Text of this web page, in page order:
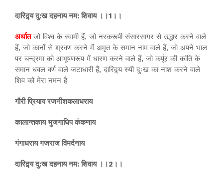
दारिद्र्य दु:ख दहनाय नम: शिवाय ।।1।‌।
अर्थातजो विश्व के स्वामी हैं, जो नरकरूपी संसारसागर से उद्धार करने वाले
हैं, जो कानों से श्रवण करने में अमृत के समान नाम वाले हैं, जो अपने भाल
पर चन्द्रमा को आभूषणरूप में धारण करने वाले हैं, जो कर्पूर की कांति के
समान धवल वर्ण वाले जटाधारी हैं, दारिद्र्य रुपी दुःख का नाश करने वाले
शिव को मेरा नमन है
गौरी प्रियाय रजनीशकलाधराय
कालान्तकाय भुजगाधिप कंकणाय
गंगाधराय गजराज विमर्दनाय
दारिद्र्य दु:ख दहनाय नम: शिवाय ।।2।।